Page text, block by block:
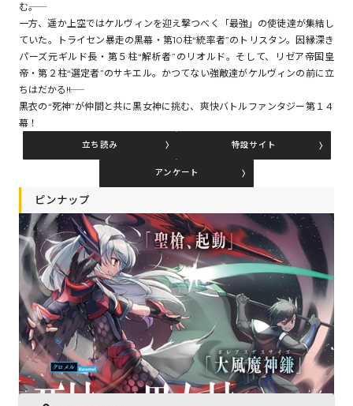
む――。
一方、遥か上空ではケルヴィンを迎え撃つべく「最強」の使徒達が集結し
ていた。トライセン暴走の黒幕・第10柱“統率者”のトリスタン。因縁深き
パーズ元ギルド長・第５柱“解析者”のリオルド。そして、リゼア帝国皇
帝・第２柱“選定者”のサキエル。かつてない強敵達がケルヴィンの前に立
ちはだかる――!!
黒衣の“死神”が仲間と共に黒女神に挑む、爽快バトルファンタジー第１４
幕！
立ち読み 特設サイト
アンケート
ピンナップ